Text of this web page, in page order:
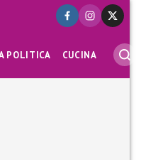
POLITICA CUCINA